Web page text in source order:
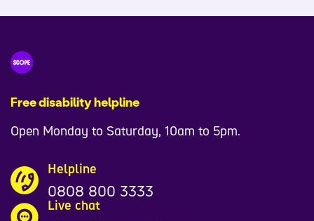
6
1
3
Free disability helpline
Open Monday to Saturday, 10am to 5pm.
Helpline
0808 800 3333
Live chat